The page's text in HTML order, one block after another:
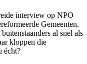
interview op NPO
Gemeenten.
al snel als
kloppen die
écht?